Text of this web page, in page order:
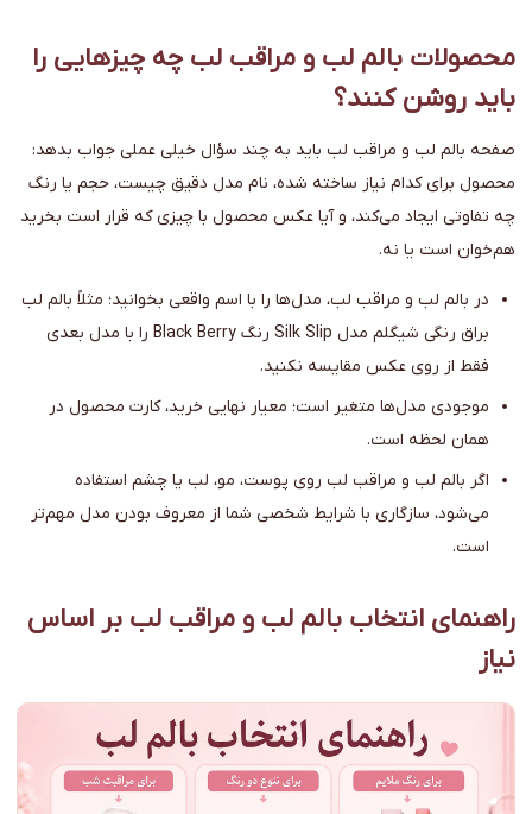
محصولات بالم لب و مراقب لب چه چیزهایی را
باید روشن کنند؟
صفحه بالم لب و مراقب لب باید به چند سؤال خیلی عملی جواب بدهد:
محصول برای کدام نیاز ساخته شده، نام مدل دقیق چیست، حجم یا رنگ
چه تفاوتی ایجاد می‌کند، و آیا عکس محصول با چیزی که قرار است بخرید
هم‌خوان است یا نه.
در بالم لب و مراقب لب، مدل‌ها را با اسم واقعی بخوانید؛ مثلاً بالم لب
براق رنگی شیگلم مدل Silk Slip رنگ Black Berry را با مدل بعدی
فقط از روی عکس مقایسه نکنید.
موجودی مدل‌ها متغیر است؛ معیار نهایی خرید، کارت محصول در
همان لحظه است.
اگر بالم لب و مراقب لب روی پوست، مو، لب یا چشم استفاده
می‌شود، سازگاری با شرایط شخصی شما از معروف بودن مدل مهم‌تر
است.
راهنمای انتخاب بالم لب و مراقب لب بر اساس
نیاز